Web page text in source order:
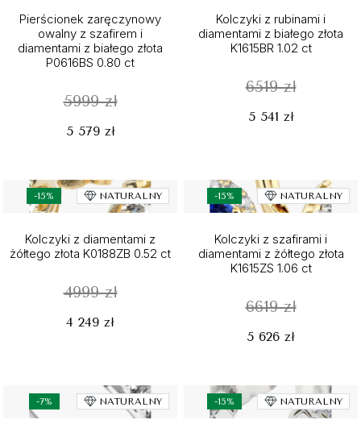
Pierścionek zaręczynowy
owalny z szafirem i
diamentami z białego złota
P0616BS 0.80 ct
5999 zł
5 579 zł
Kolczyki z rubinami i
diamentami z białego złota
K1615BR 1.02 ct
6519 zł
5 541 zł
-15% NATURALNY
Kolczyki z diamentami z
żółtego złota K0188ZB 0.52 ct
4999 zł
4 249 zł
-15% NATURALNY
Kolczyki z szafirami i
diamentami z żółtego złota
K1615ZS 1.06 ct
6619 zł
5 626 zł
-7% NATURALNY -15% NATURALNY